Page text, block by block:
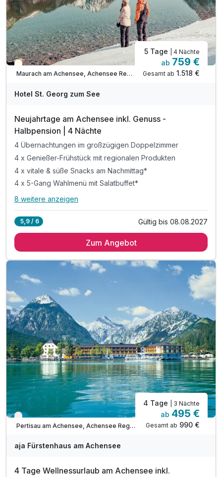
Saisonal verfügbar
Maurach am Achensee, Achensee Region
5 Tage | 4 Nächte
ab 759 €
Gesamt ab 1.518 €
Hotel St. Georg zum See
Neujahrtage am Achensee inkl. Genuss -
Halbpension | 4 Nächte
4 Übernachtungen im großzügigen Doppelzimmer
4 x Genießer-Frühstück mit regionalen Produkten
4 x vitale & süße Snacks am Nachmittag*
4 x 5-Gang Wahlmenü mit Salatbuffet*
Alle Inklusivleistungen
4 x Genießer-Frühstück mit regionalen Produkten
4 x 5-Gang Wahlmenü mit Salatbuffet*
inkl. Nutzung der St. Georg Vitalwelt mit Saunen
inkl. Indoor Pool & Infrarotkabine & Ruhezonen
inkl. Tee-Ecke mit erlesenen Tee's & Äpfeln
inkl. Nutzung der Achensee Regio Busse
inkl. Nutzung der Langlaufloipen in der Region
* außer am Sonntag - Küchenruhetag
1 Flasche Mineralwasser
Saunabenutzung
8 weitere anzeigen
5,9 / 6 Gültig bis 08.08.2027
Zum Angebot
Wieder frei ab September
Pertisau am Achensee, Achensee Region
4 Tage | 3 Nächte
ab 495 €
Gesamt ab 990 €
aja Fürstenhaus am Achensee
4 Tage Wellnessurlaub am Achensee inkl.